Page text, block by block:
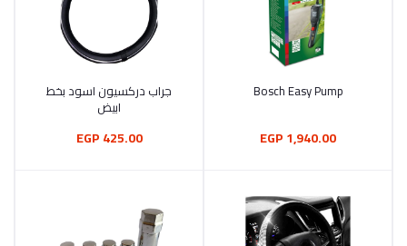
أضف إلى السلة
Bosch Easy Pump
1,940.00 EGP
أضف إلى السلة
جراب دركسيون اسود بخط
ابيض
425.00 EGP